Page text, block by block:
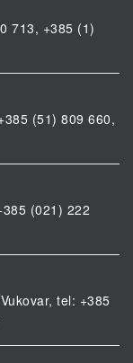
713, +385 (1)
(51) 809 660,
(021) 222
tel: +385